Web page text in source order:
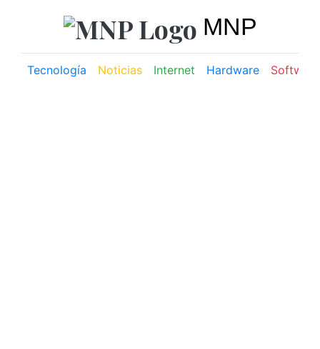
MNP
Tecnología Noticias Internet Hardware Software